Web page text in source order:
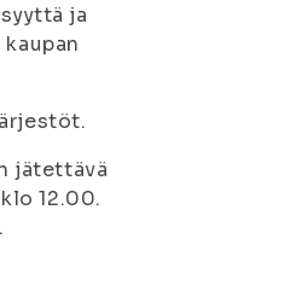
ja
jätettävä
12.00.